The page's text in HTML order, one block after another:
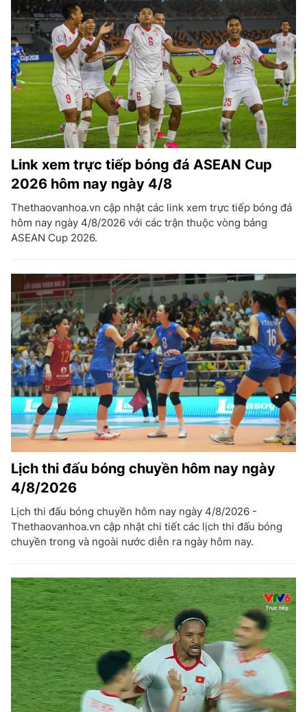
Link xem trực tiếp bóng đá ASEAN Cup
2026 hôm nay ngày 4/8
Thethaovanhoa.vn cập nhật các link xem trực tiếp bóng đá
hôm nay ngày 4/8/2026 với các trận thuộc vòng bảng
ASEAN Cup 2026.
Lịch thi đấu bóng chuyền hôm nay ngày
4/8/2026
Lịch thi đấu bóng chuyền hôm nay ngày 4/8/2026 -
Thethaovanhoa.vn cập nhật chi tiết các lịch thi đấu bóng
chuyền trong và ngoài nước diễn ra ngày hôm nay.